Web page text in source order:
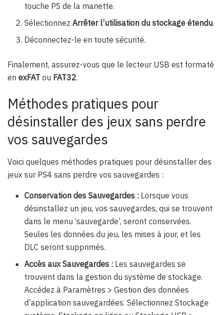
touche PS de la manette.
SélectionnezArrêter l’utilisation du stockage étendu.
Déconnectez-le en toute sécurité.
Finalement, assurez-vous que le lecteur USB est formaté
en exFAT ou FAT32.
Méthodes pratiques pour
désinstaller des jeux sans perdre
vos sauvegardes
Voici quelques méthodes pratiques pour désinstaller des
jeux sur PS4 sans perdre vos sauvegardes :
Conservation des Sauvegardes : Lorsque vous
désinstallez un jeu, vos sauvegardes, qui se trouvent
dans le menu ‘sauvegarde’, seront conservées.
Seules les données du jeu, les mises à jour, et les
DLC seront supprimés.
Accès aux Sauvegardes : Les sauvegardes se
trouvent dans la gestion du système de stockage.
Accédez à Paramètres > Gestion des données
d’application sauvegardées. Sélectionnez Stockage